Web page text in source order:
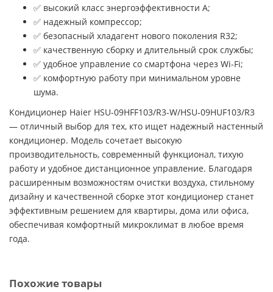
✅ высокий класс энергоэффективности A;
✅ надежный компрессор;
✅ безопасный хладагент нового поколения R32;
✅ качественную сборку и длительный срок службы;
✅ удобное управление со смартфона через Wi-Fi;
✅ комфортную работу при минимальном уровне
шума.
Кондиционер Haier HSU-09HFF103/R3-W/HSU-09HUF103/R3
— отличный выбор для тех, кто ищет надежный настенный
кондиционер. Модель сочетает высокую
производительность, современный функционал, тихую
работу и удобное дистанционное управление. Благодаря
расширенным возможностям очистки воздуха, стильному
дизайну и качественной сборке этот кондиционер станет
эффективным решением для квартиры, дома или офиса,
обеспечивая комфортный микроклимат в любое время
года.
Похожие товары